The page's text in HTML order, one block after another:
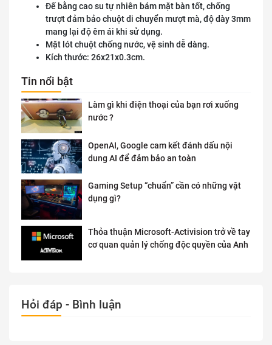
Đế bằng cao su tự nhiên bám mặt bàn tốt, chống
trượt đảm bảo chuột di chuyển mượt mà, độ dày 3mm
mang lại độ êm ái khi sử dụng.
Mặt lót chuột chống nước, vệ sinh dễ dàng.
Kích thước: 26x21x0.3cm.
Tin nổi bật
Làm gì khi điện thoại của bạn rơi xuống
nước ?
OpenAI, Google cam kết đánh dấu nội
dung AI để đảm bảo an toàn
Gaming Setup “chuẩn” cần có những vật
dụng gì?
Thỏa thuận Microsoft-Activision trở về tay
cơ quan quản lý chống độc quyền của Anh
Hỏi đáp - Bình luận